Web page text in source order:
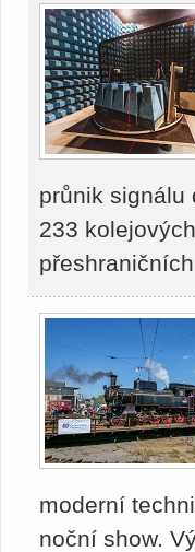
průnik signálu
233
moderní
noční show.